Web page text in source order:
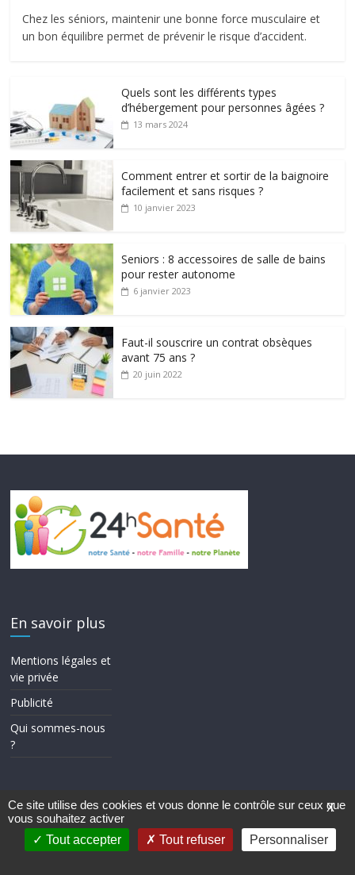
Chez les séniors, maintenir une bonne force musculaire et
un bon équilibre permet de prévenir le risque d’accident.
Quels sont les différents types
d’hébergement pour personnes âgées ?
13 mars 2024
Comment entrer et sortir de la baignoire
facilement et sans risques ?
10 janvier 2023
Seniors : 8 accessoires de salle de bains
pour rester autonome
6 janvier 2023
Faut-il souscrire un contrat obsèques
avant 75 ans ?
20 juin 2022
En savoir plus
Mentions légales et
vie privée
Publicité
Qui sommes-nous
?
Copyright © 2026
Theme ColorMag par
ThemeGrill.. Propulsé parWordPress.
X
Ce site utilise des cookies et vous donne le contrôle sur ceux que
vous souhaitez activer
Tout accepter
Tout refuser Personnaliser